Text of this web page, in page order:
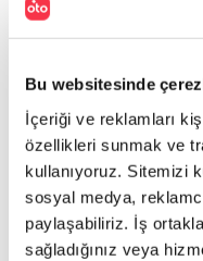
Bu websitesinde
İçeriği ve reklamları
özellikleri sunmak ve
kullanıyoruz. Sitemizi
sosyal medya,
paylaşabiliriz. İş
sağladığınız veya
1.292.000
Benzin
Otomatik